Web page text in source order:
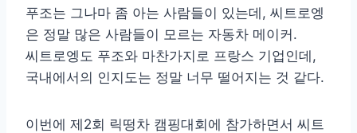
푸조는 그나마 좀 아는 사람들이 있는데, 씨트로엥
은 정말 많은 사람들이 모르는 자동차 메이커.
씨트로엥도 푸조와 마찬가지로 프랑스 기업인데,
국내에서의 인지도는 정말 너무 떨어지는 것 같다.
이번에 제2회 릭떵차 캠핑대회에 참가하면서 씨트